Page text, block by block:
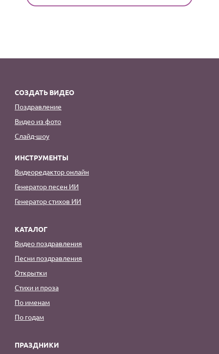
СОЗДАТЬ ВИДЕО
Поздравление
Видео из фото
Слайд-шоу
ИНСТРУМЕНТЫ
Видеоредактор онлайн
Генератор песен ИИ
Генератор стихов ИИ
КАТАЛОГ
Видео поздравления
Песни поздравления
Открытки
Стихи и проза
По именам
По годам
ПРАЗДНИКИ